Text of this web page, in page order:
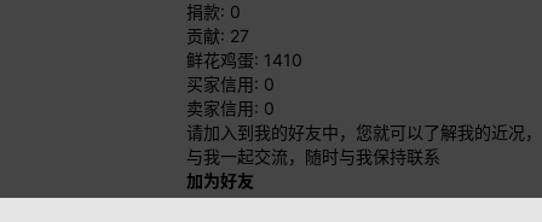
捐款: 0
贡献: 27
鲜花鸡蛋: 1410
买家信用: 0
卖家信用: 0
请加入到我的好友中，您就可以了解我的近况，
与我一起交流，随时与我保持联系
加为好友